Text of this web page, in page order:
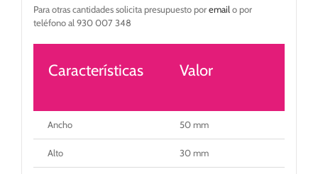
cantidad
Para otras cantidades solicita presupuesto poremail o por
teléfono al 930 007 348
Características Valor
Ancho 50 mm
Alto 30 mm